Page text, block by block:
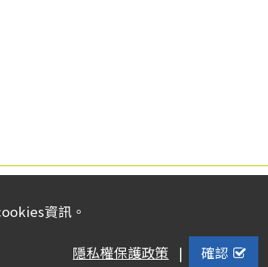
資訊。
隱私權保護政策 | 確認